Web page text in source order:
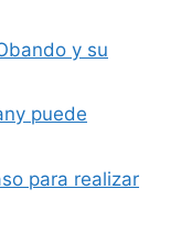
y su
puede
para realizar